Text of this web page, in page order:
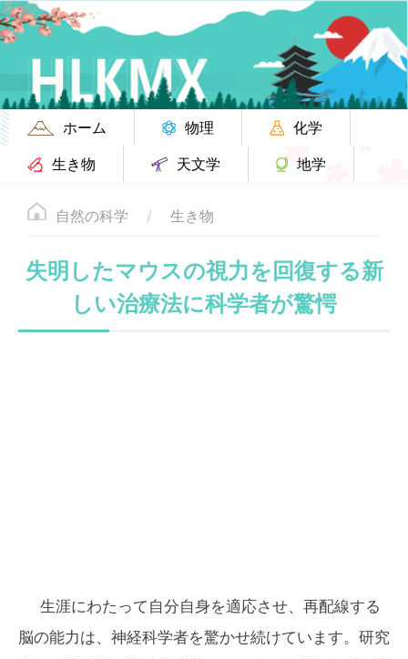
ホーム 物理
化学
生き物
天文学 地学
自然の科学 生き物
失明したマウスの視力を回復する新
しい治療法に科学者が驚愕
生涯にわたって自分自身を適応させ、再配線する
脳の能力は、神経科学者を驚かせ続けています。研究